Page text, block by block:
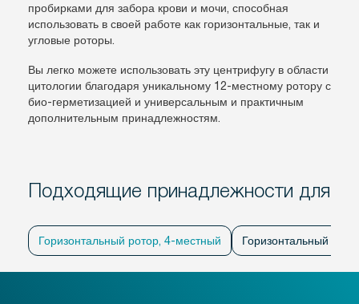
пробирками для забора крови и мочи, способная
использовать в своей работе как горизонтальные, так и
угловые роторы.
Вы легко можете использовать эту центрифугу в области
цитологии благодаря уникальному 12-местному ротору с
био-герметизацией и универсальным и практичным
дополнительным принадлежностям.
Подходящие принадлежности для
Горизонтальный ротор, 4-местный Горизонтальный